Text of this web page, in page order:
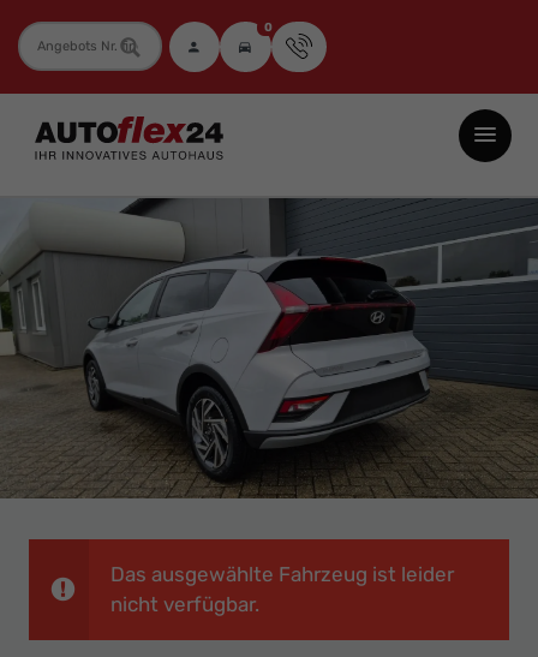
Fahrzeugnummer 0
Autoflex24
GmbH
Neuwagen
Jahreswagen
und
Gebrauchtwagen
Preisen
Ihr
Innovatives
Autohaus
Das ausgewählte Fahrzeug ist leider
nicht verfügbar.